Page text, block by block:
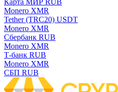
Monero XMR
Tether (TRC20) USDT
Monero XMR
Сбербанк RUB
Monero XMR
Т-банк RUB
Monero XMR
СБП RUB